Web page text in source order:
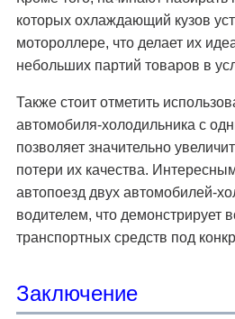
которых охлаждающий кузов
мотороллере, что делает их
небольших партий товаров в
Также стоит отметить
автомобиля-холодильника с
позволяет значительно
потери их качества.
автопоезд двух автомобилей-
водителем, что демонстрирует
транспортных средств под
Заключение